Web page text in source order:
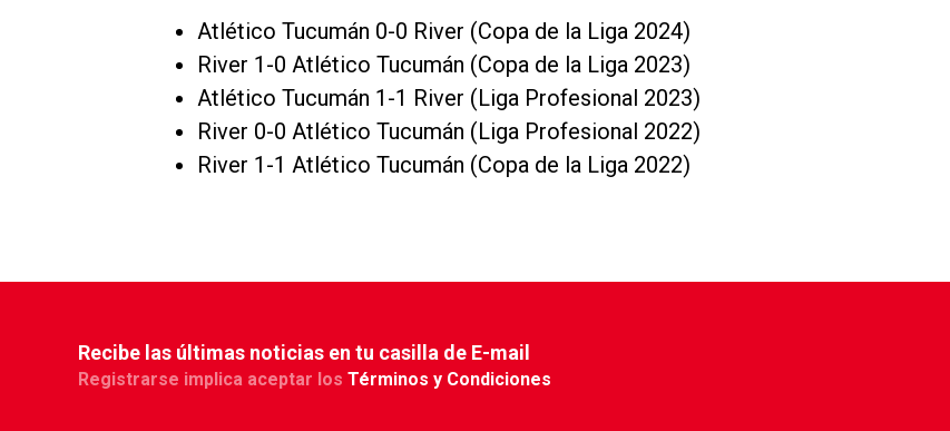
Atlético Tucumán 0-0 River (Copa de la Liga 2024)
River 1-0 Atlético Tucumán (Copa de la Liga 2023)
Atlético Tucumán 1-1 River (Liga Profesional 2023)
River 0-0 Atlético Tucumán (Liga Profesional 2022)
River 1-1 Atlético Tucumán (Copa de la Liga 2022)
Recibe las últimas noticias en tu casilla de E-mail
Registrarse implica aceptar los Términos y Condiciones